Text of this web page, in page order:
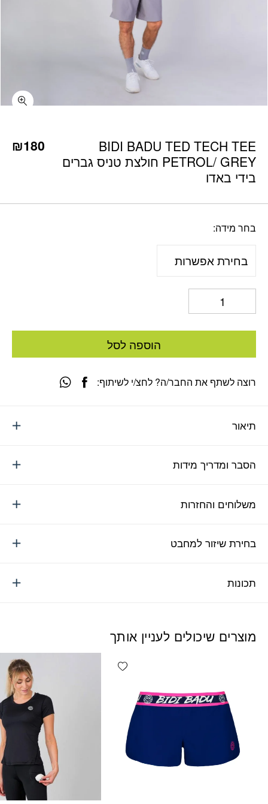
BIDI BADU TED TECH TEE
PETROL/ GREY חולצת טניס גברים
בידי באדו
₪180
בחר מידה
הוספה לסל
תיאור
הסבר ומדריך מידות
משלוחים והחזרות
בחירת שיזור למחבט
תכונות
רוצה לשתף את החבר/ה? לחצ/י לשיתוף:
מוצרים שיכולים לעניין אותך
Add wishlist